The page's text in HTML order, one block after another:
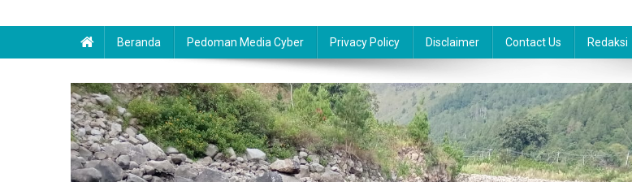
Beranda Pedoman Media Cyber Privacy Policy Disclaimer Contact Us Redaksi